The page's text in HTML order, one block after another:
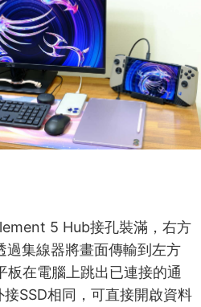
5 Hub接孔裝滿，右方
過集線器將畫面傳輸到左方
板在電腦上跳出已連接的通
SSD相同，可直接開啟資料